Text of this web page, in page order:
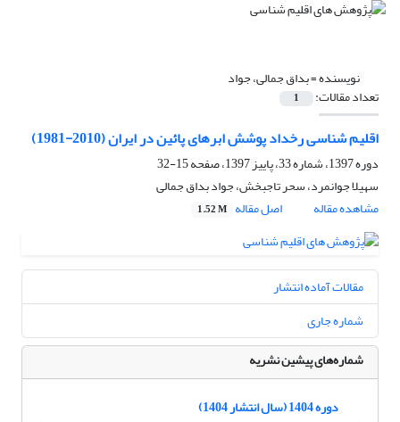
نویسنده =بداق جمالی، جواد
تعداد مقالات: 1
اقلیم شناسی رخداد پوشش ابرهای پائین در ایران (2010-1981)
دوره 1397، شماره 33، پاییز 1397، صفحه
15-32
سهیلا جوانمرد، سحر تاجبخش، جواد بداق جمالی
مشاهده مقاله
اصل مقاله 1.52 M
مقالات آماده انتشار
شماره جاری
شماره‌های پیشین نشریه
دوره 1404 (سال انتشار 1404)